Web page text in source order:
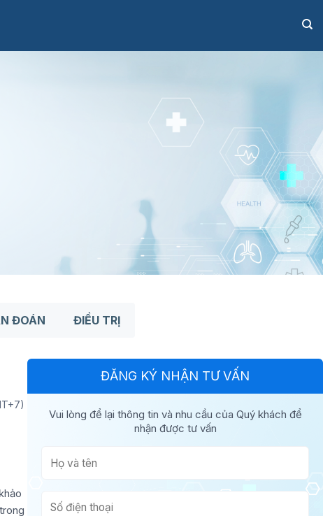
ĐOÁN ĐIỀU TRỊ
ĐĂNG KÝ NHẬN TƯ VẤN
Vui lòng để lại thông tin và nhu cầu của Quý khách để
nhận được tư vấn